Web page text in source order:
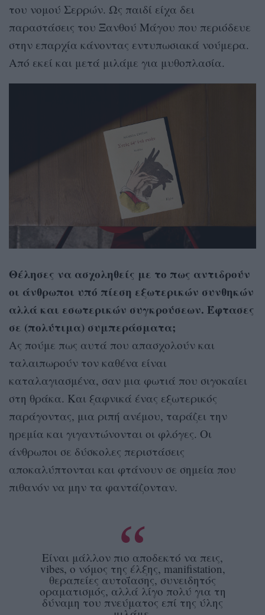
του νομού Σερρών. Ως παιδί είχα δει
παραστάσεις του Ξανθού Μάγου που περιόδευε
στην επαρχία κάνοντας εντυπωσιακά νούμερα.
Από εκεί και μετά μιλάμε για μυθοπλασία.
Θέλησες να ασχοληθείς με το πως αντιδρούν
οι άνθρωποι υπό πίεση εξωτερικών συνθηκών
αλλά και εσωτερικών συγκρούσεων. Έφτασες
σε (πολύτιμα) συμπεράσματα;
Ας πούμε πως αυτά που απασχολούν και
ταλαιπωρούν τον καθένα είναι
καταλαγιασμένα, σαν μια φωτιά που σιγοκαίει
στη θράκα. Και ξαφνικά ένας εξωτερικός
παράγοντας, μια ριπή ανέμου, ταράζει την
ηρεμία και γιγαντώνονται οι φλόγες. Οι
άνθρωποι σε δύσκολες περιστάσεις
αποκαλύπτονται και φτάνουν σε σημεία που
πιθανόν να μην τα φαντάζονταν.
Είναι μάλλον πιο αποδεκτό να πεις,
vibes, ο νόμος της έλξης, manifistation,
θεραπείες αυτοΐασης, συνειδητός
οραματισμός, αλλά λίγο πολύ για τη
δύναμη του πνεύματος επί της ύλης